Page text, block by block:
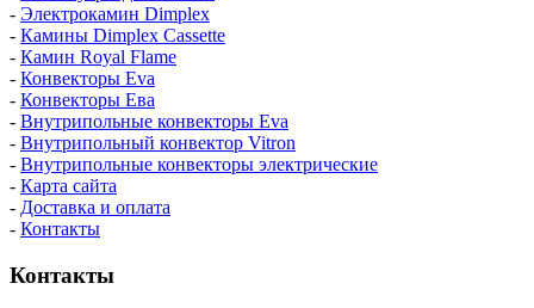
- Электрокамин Dimplex
- Камины Dimplex Cassette
- Камин Royal Flame
- Конвекторы Eva
- Конвекторы Ева
- Внутрипольные конвекторы Eva
- Внутрипольный конвектор Vitron
- Внутрипольные конвекторы электрические
- Карта сайта
- Доставка и оплата
- Контакты
Контакты